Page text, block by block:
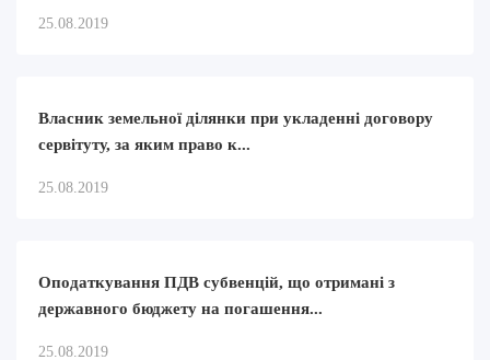
25.08.2019
Власник земельної ділянки при укладенні договору
сервітуту, за яким право к...
25.08.2019
Оподаткування ПДВ субвенцій, що отримані з
державного бюджету на погашення...
25.08.2019